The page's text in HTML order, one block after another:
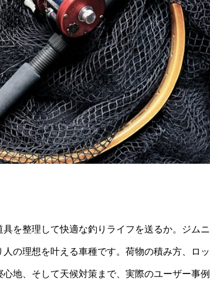
を整理して快適な釣りライフを送るか。ジムニ
の理想を叶える車種です。荷物の積み方、ロッ
地、そして天候対策まで、実際のユーザー事例